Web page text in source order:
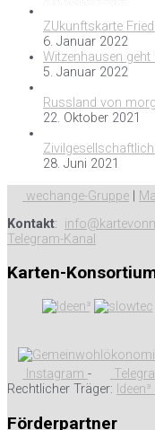
ZUkunftskarte
6. Januar 2022
Witzenhausen geht
5. Januar 2022
Russland von
22. Oktober 2021
28. Juni 2021
wechange-Gruppe
Kontakt:
Telegram-Kanal
Karten-
Instagram -
Rechtlicher Träger:
Förderpartner